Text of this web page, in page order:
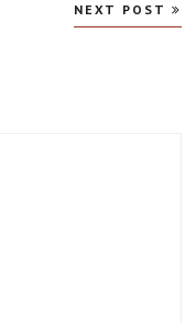
NEXT POST